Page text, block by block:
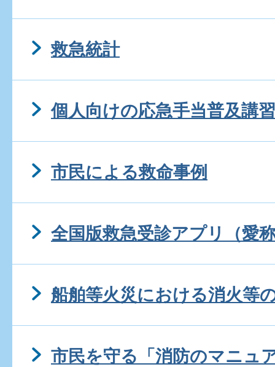
救急統計
個人向けの応急手当普及講
市民による救命事例
全国版救急受診アプリ（愛
船舶等火災における消火等
市民を守る「消防のマニュ